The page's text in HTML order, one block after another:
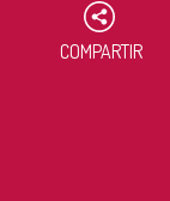
COMPARTIR